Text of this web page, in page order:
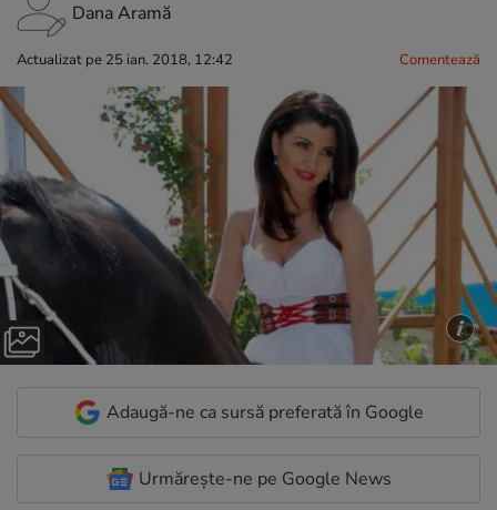
Dana Aramă
Actualizat pe 25 ian. 2018, 12:42 Comentează
Adaugă-ne ca sursă preferată în Google
Urmărește-ne pe Google News